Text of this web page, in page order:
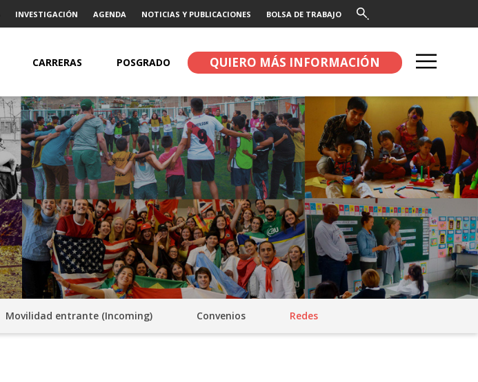
INVESTIGACIÓN AGENDA NOTICIAS Y PUBLICACIONES BOLSA DE TRABAJO
CARRERAS POSGRADO QUIERO MÁS INFORMACIÓN
Movilidad entrante (Incoming) Convenios Redes